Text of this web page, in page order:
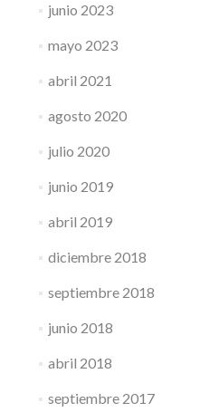
junio 2023
mayo 2023
abril 2021
agosto 2020
julio 2020
junio 2019
abril 2019
diciembre 2018
septiembre 2018
junio 2018
abril 2018
septiembre 2017